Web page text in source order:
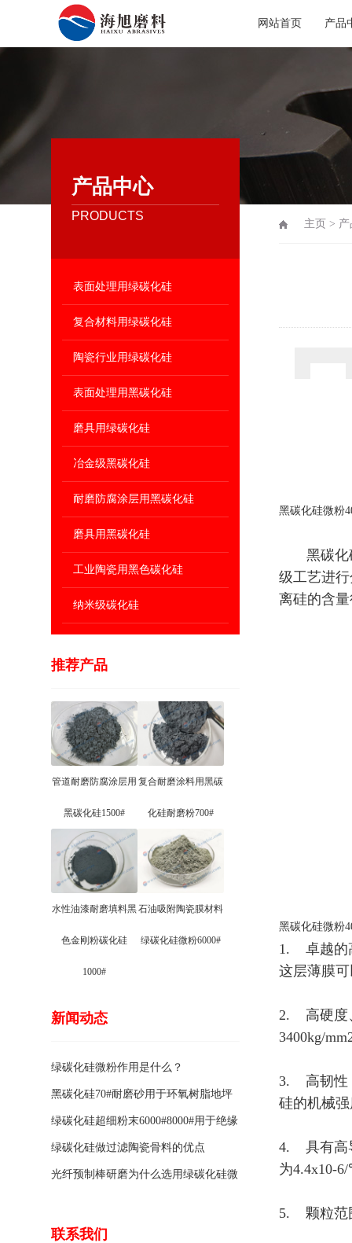
网站首页 产品
产品中心
PRODUCTS
表面处理用绿碳化硅
复合材料用绿碳化硅
陶瓷行业用绿碳化硅
表面处理用黑碳化硅
磨具用绿碳化硅
冶金级黑碳化硅
耐磨防腐涂层用黑碳化硅
磨具用黑碳化硅
工业陶瓷用黑色碳化硅
纳米级碳化硅
推荐产品
管道耐磨防腐涂层用
黑碳化硅1500#
复合耐磨涂料用黑碳
化硅耐磨粉700#
水性油漆耐磨填料黑
色金刚粉碳化硅
1000#
石油吸附陶瓷膜材料
绿碳化硅微粉6000#
新闻动态
绿碳化硅微粉作用是什么？
黑碳化硅70#耐磨砂用于环氧树脂地坪
骨料的特点有哪些？
绿碳化硅超细粉末6000#8000#用于绝缘
涂料的优点
绿碳化硅做过滤陶瓷骨料的优点
光纤预制棒研磨为什么选用绿碳化硅微
联系我们
主页 >
黑碳化硅微粉
黑碳化
级工艺进
离硅的含
黑碳化硅微粉
1. 卓越的
这层薄膜
2. 高硬度
3400kg/
3. 高韧性
硅的机械
4. 具有高
为4.4x10-
5. 颗粒范